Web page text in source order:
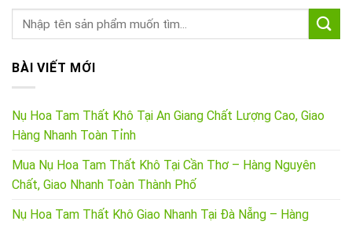
BÀI VIẾT MỚI
Nụ Hoa Tam Thất Khô Tại An Giang Chất Lượng Cao, Giao
Hàng Nhanh Toàn Tỉnh
Mua Nụ Hoa Tam Thất Khô Tại Cần Thơ – Hàng Nguyên
Chất, Giao Nhanh Toàn Thành Phố
Nụ Hoa Tam Thất Khô Giao Nhanh Tại Đà Nẵng – Hàng